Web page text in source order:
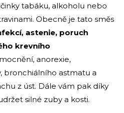
tabáku, alkoholu nebo
Obecně je tato směs
astenie, poruch
krevního
anorexie,
bronchiálního astmatu a
z úst. Dále vám pak díky
silné zuby a kosti.